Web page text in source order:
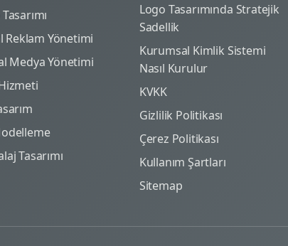
Reklam Yönetimi
Medya Yönetimi
Tasarımı
Logo Tasarımında Stratejik
Sadellik
Kurumsal Kimlik Sistemi
Nasıl Kurulur
KVKK
Gizlilik Politikası
Çerez Politikası
Kullanım Şartları
Sitemap